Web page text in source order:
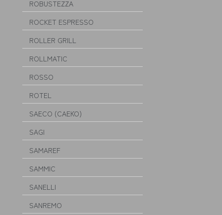
ROBUSTEZZA
ROCKET ESPRESSO
ROLLER GRILL
ROLLMATIC
ROSSO
ROTEL
SAECO (САЕКО)
SAGI
SAMAREF
SAMMIC
SANELLI
SANREMO